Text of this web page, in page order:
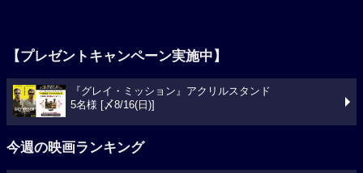
【プレゼントキャンペーン実施中】
『グレイ・ミッション』アクリルスタンド
5名様 [〆8/16(日)]
今週の映画ランキング